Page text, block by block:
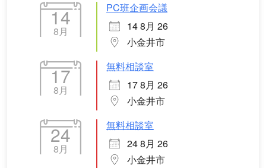
14
8月
PC班企画会議
14 8月 26
小金井市
17
8月
無料相談室
17 8月 26
小金井市
24
8月
無料相談室
24 8月 26
小金井市